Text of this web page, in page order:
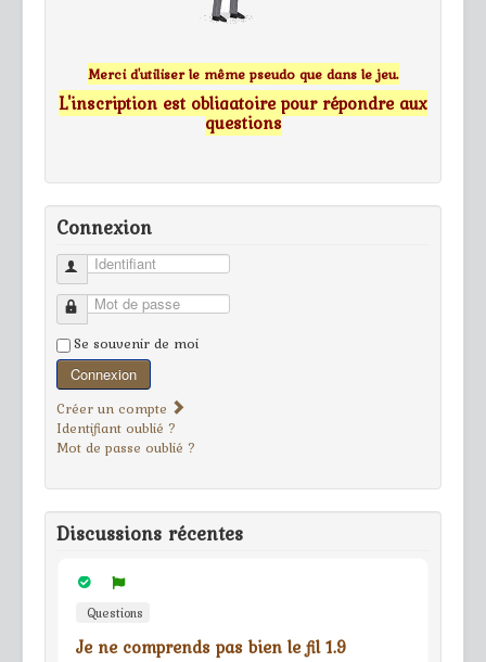
Merci d'utiliser le même pseudo que dans le jeu.
L'inscription est obligatoire pour répondre aux
questions
Connexion
Identifiant
Mot de passe
Se souvenir de moi
Connexion
Créer un compte
Identifiant oublié ?
Mot de passe oublié ?
Discussions récentes
Questions
Je ne comprends pas bien le fil 1.9